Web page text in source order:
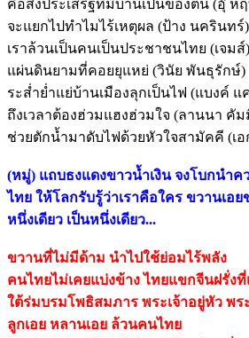
คือสิ่งประเสริฐที่มีบ้านเป็นของตน (อุ๊ ห
จะแยกไปทำไมไร้เหตุผล (ป้าง นครินทร์)
เราล้วนเป็นคนเป็นประชาชนไทย (เจมส์)
แผ่นดินยามที่คอยยุแหย่ (วินัย พันธุรักษ์)
ระส่ำย่ำแย่บ้านเมืองลุกเป็นไฟ (แบงค์ แ
ถึงเวลาต้องฮ่วมแฮงฮ่วมใจ (ลานนา คั
ช่วยตักน้ำมาดับไฟด้วยหัวใจสามัคคี (เ
(หมู่) แถบธงแดงขาวน้ำเงิน จงโบกนำค
ไทย ให้โลกรับรู้ว่าเราคือใคร ขวานเอย
หนึ่งเดียว เป็นหนึ่งเดียว...
ขวานที่ไม่มีด้าม นำไปใช้ย่อมไร้พลัง
คนไทยไม่เคยแบ่งข้าง ไทยแขกจีนฝรั่งที่
ใต้ร่มบรมโพธิสมภาร พระเจ้าอยู่หัว พร
ลูกเอย หลานเอย ล้วนคนไทย